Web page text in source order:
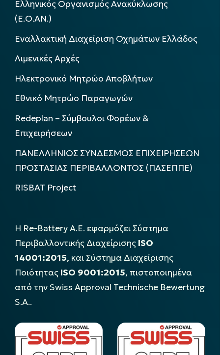
Ελληνικός Οργανισμός Ανακύκλωσης
(Ε.Ο.ΑΝ.)
Εναλλακτική Διαχείριση Οχημάτων Ελλάδος
Λιμενικές Αρχές
Ηλεκτρονικό Μητρώο Αποβλήτων
Εθνικό Μητρώο Παραγωγών
Redeplan – Σύμβουλοι Φορέων &
Επιχειρήσεων
ΠΑΝΕΛΛΗΝΙΟΣ ΣΥΝΔΕΣΜΟΣ ΕΠΙΧΕΙΡΗΣΕΩΝ
ΠΡΟΣΤΑΣΙΑΣ ΠΕΡΙΒΑΛΛΟΝΤΟΣ (ΠΑΣΕΠΠΕ)
RISBAT Project
Η Re-Battery Α.Ε. εφαρμόζει Σύστημα
Περιβαλλοντικής Διαχείρισης ISO
14001:2015, και Σύστημα Διαχείρισης
Ποιότητας ISO 9001:2015, πιστοποιημένα
από την Swiss Approval Technische Bewertung
S.A..